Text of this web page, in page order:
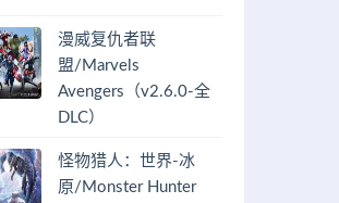
漫威复仇者联
盟/Marvels
Avengers（v2.6.0-全
DLC）
怪物猎人：世界-冰
原/Monster Hunter